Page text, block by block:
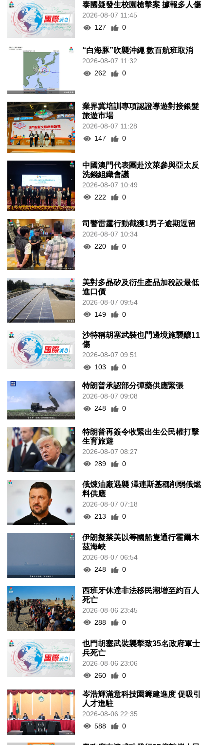
泰國疑發生校園槍擊案 據報多人傷
2026-08-07 11:45
127
0
“白海豚”吹襲沖繩 數百航班取消
2026-08-07 11:32
262
0
業界冀培訓專項認證導遊對接銀髮
旅遊市場
2026-08-07 11:28
147
0
中國澳門代表團赴汶萊參與亞太反
洗錢組織會議
2026-08-07 10:49
222
0
司警雷霆行動截獲1男子逾期逗留
2026-08-07 10:34
220
0
美對多晶矽及衍生產品加稅設最低
進口價
2026-08-07 09:54
149
0
沙特稱胡塞武裝也門邊境施襲釀11
傷
2026-08-07 09:51
103
0
特朗普承認部分彈藥供應緊張
2026-08-07 09:08
248
0
特朗普再簽令收緊出生公民權打擊
生育旅遊
2026-08-07 08:27
289
0
俄煉油廠遇襲 澤連斯基稱削弱俄燃
料供應
2026-08-07 07:18
213
0
伊朗擬禁美以等國船隻通行霍爾木
茲海峽
2026-08-07 06:54
248
0
西班牙休達非法移民潮增至約百人
死亡
2026-08-06 23:45
288
0
也門胡塞武裝襲擊致35名政府軍士
兵死亡
2026-08-06 23:06
260
0
岑浩輝滿意科技園籌建進度 促吸引
人才進駐
2026-08-06 22:35
588
0